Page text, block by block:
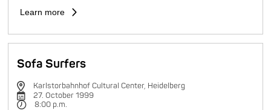
Learn more
Sofa Surfers
Karlstorbahnhof Cultural Center, Heidelberg
27. October 1999
8:00 p.m.